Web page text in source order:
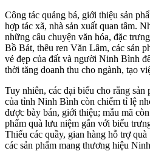
Công tác quảng bá, giới thiệu sản
hợp tác xã, nhà sản xuất quan tâm.
những câu chuyện văn hóa, đặc
Bồ Bát, thêu ren Văn Lâm, các sản
vẻ đẹp của đất và người Ninh Bình
thời tăng doanh thu cho ngành, tạo
Tuy nhiên, các đại biểu cho rằng sản
của tỉnh Ninh Bình còn chiếm tỉ lệ
được bày bán, giới thiệu; mẫu mã
phẩm quà lưu niệm gắn với biểu
Thiếu các quầy, gian hàng hỗ trợ
các sản phẩm mang thương hiệu